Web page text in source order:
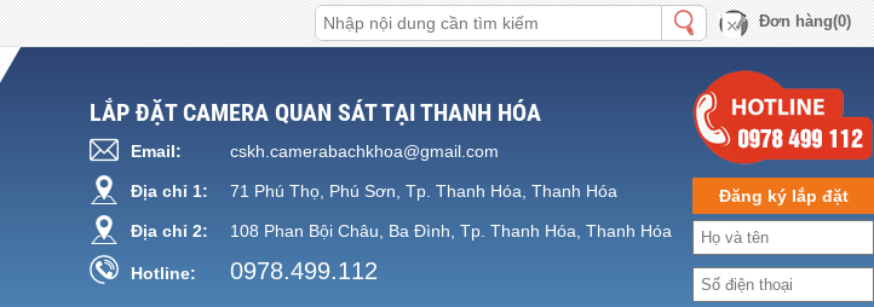
Đơn hàng(0)
LẮP ĐẶT CAMERA QUAN SÁT TẠI THANH HÓA
Email: cskh.camerabachkhoa@gmail.com
Địa chỉ 1: 71 Phú Thọ, Phú Sơn, Tp. Thanh Hóa, Thanh Hóa
Địa chỉ 2: 108 Phan Bội Châu, Ba Đình, Tp. Thanh Hóa, Thanh Hóa
Hotline: 0978.499.112
Đăng ký lắp đặt